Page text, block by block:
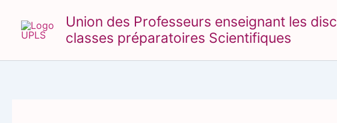
contenu
Union des Professeurs enseignant les
classes préparatoires Scientifiques